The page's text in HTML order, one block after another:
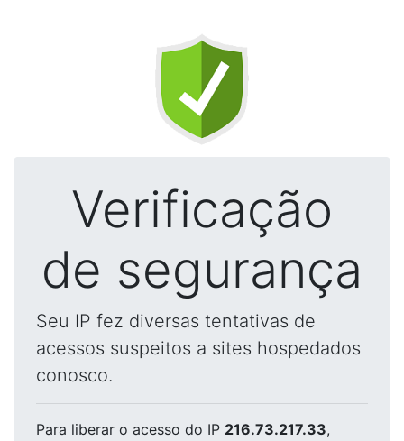
Verificação
de segurança
Seu IP fez diversas tentativas de
acessos suspeitos a sites hospedados
conosco.
Para liberar o acesso do IP 216.73.217.33,